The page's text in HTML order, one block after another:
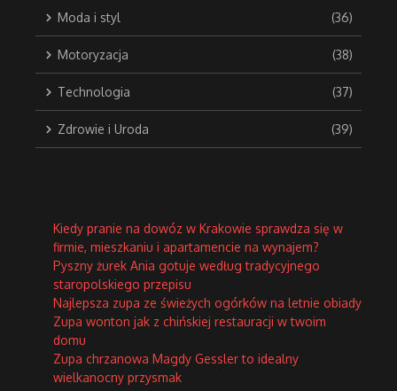
Moda i styl (36)
Motoryzacja (38)
Technologia (37)
Zdrowie i Uroda (39)
Kiedy pranie na dowóz w Krakowie sprawdza się w
firmie, mieszkaniu i apartamencie na wynajem?
Pyszny żurek Ania gotuje według tradycyjnego
staropolskiego przepisu
Najlepsza zupa ze świeżych ogórków na letnie obiady
Zupa wonton jak z chińskiej restauracji w twoim
domu
Zupa chrzanowa Magdy Gessler to idealny
wielkanocny przysmak